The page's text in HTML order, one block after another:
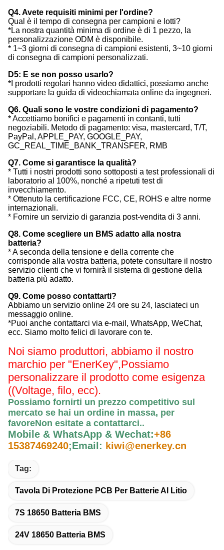
Q4. Avete requisiti minimi per l'ordine?
Qual è il tempo di consegna per campioni e lotti?
*La nostra quantità minima di ordine è di 1 pezzo, la
personalizzazione ODM è disponibile.
* 1~3 giorni di consegna di campioni esistenti, 3~10 giorni
di consegna di campioni personalizzati.
D5: E se non posso usarlo?
*I prodotti regolari hanno video didattici, possiamo anche
supportare la guida di videochiamata online da ingegneri.
Q6. Quali sono le vostre condizioni di pagamento?
* Accettiamo bonifici e pagamenti in contanti, tutti
negoziabili. Metodo di pagamento: visa, mastercard, T/T,
PayPal, APPLE_PAY, GOOGLE_PAY,
GC_REAL_TIME_BANK_TRANSFER, RMB
Q7. Come si garantisce la qualità?
* Tutti i nostri prodotti sono sottoposti a test professionali di
laboratorio al 100%, nonché a ripetuti test di
invecchiamento.
* Ottenuto la certificazione FCC, CE, ROHS e altre norme
internazionali.
* Fornire un servizio di garanzia post-vendita di 3 anni.
Q8. Come scegliere un BMS adatto alla nostra
batteria?
* A seconda della tensione e della corrente che
corrisponde alla vostra batteria, potete consultare il nostro
servizio clienti che vi fornirà il sistema di gestione della
batteria più adatto.
Q9. Come posso contattarti?
Abbiamo un servizio online 24 ore su 24, lasciateci un
messaggio online.
*Puoi anche contattarci via e-mail, WhatsApp, WeChat,
ecc. Siamo molto felici di lavorare con te.
Noi siamo produttori, abbiamo il nostro
marchio per "EnerKey",Possiamo
personalizzare il prodotto come esigenza
((Voltage, filo, ecc).
Possiamo fornirti un prezzo competitivo sul
mercato se hai un ordine in massa, per
favoreNon esitate a contattarci..
Mobile & WhatsApp & Wechat:+86
15387469240;Email: kiwi@enerkey.cn
Tag:
Tavola Di Protezione PCB Per Batterie Al Litio
7S 18650 Batteria BMS
24V 18650 Batteria BMS